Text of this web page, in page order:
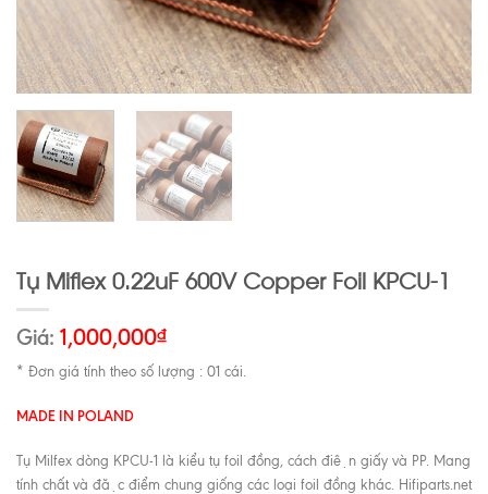
Tụ Miflex 0.22uF 600V Copper Foil KPCU-1
Giá: 1,000,000₫
* Đơn giá tính theo số lượng : 01 cái.
MADE IN POLAND
Tụ Milfex dòng KPCU-1 là kiểu tụ foil đồng, cách điện giấy và PP. Mang
tính chất và đặc điểm chung giống các loại foil đồng khác. Hifiparts.net